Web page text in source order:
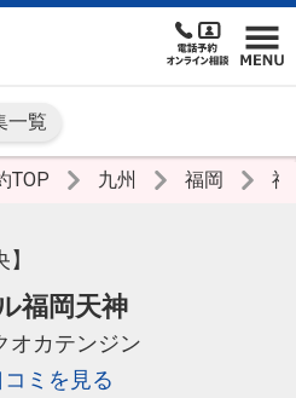
一覧
TOP 九州 福岡
福岡天神
オカテンジン
コミを見る